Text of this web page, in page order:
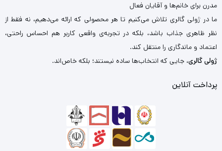
مدرن برای خانم‌ها و آقایان فعال
ما در ژولی گالری تلاش می‌کنیم تا هر محصولی که ارائه می‌دهیم، نه فقط از
نظر ظاهری جذاب باشد، بلکه در تجربه‌ی واقعی کاربر هم احساس راحتی،
اعتماد و ماندگاری را منتقل کند.
ژولی گالری، جایی که انتخاب‌ها ساده نیستند؛ بلکه خاص‌اند.
پرداخت آنلاین